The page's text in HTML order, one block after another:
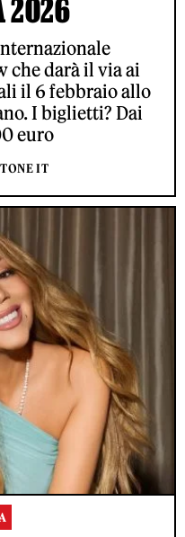
2026
che darà il via ai
il 6 febbraio allo
I biglietti? Dai
euro
IT